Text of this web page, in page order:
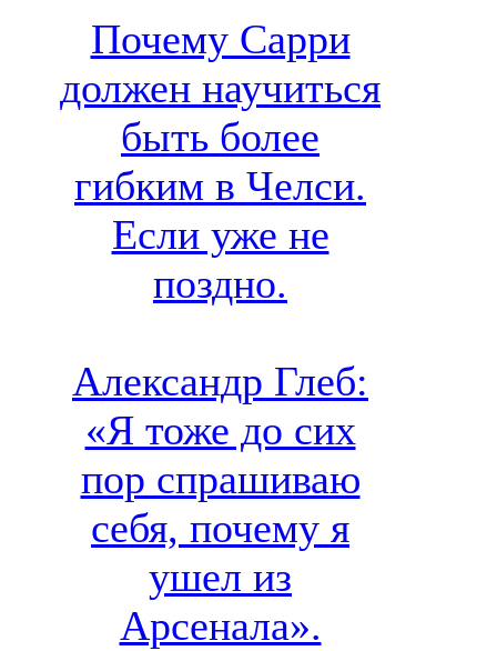
Почему Сарри
должен научиться
быть более
гибким в Челси.
Если уже не
поздно.
Александр Глеб:
«Я тоже до сих
пор спрашиваю
себя, почему я
ушел из
Арсенала».